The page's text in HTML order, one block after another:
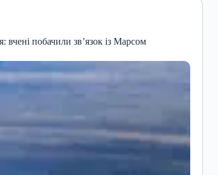
вчені побачили зв’язок із Марсом